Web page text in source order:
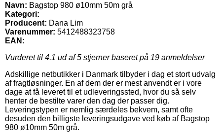
Navn: Bagstop 980 ø10mm 50m grå
Kategori:
Producent: Dana Lim
Varenummer: 5412488323758
EAN:
Vurderet til 4.1 ud af 5 stjerner baseret på 19 anmeldelser
Adskillige netbutikker i Danmark tilbyder i dag et stort udvalg
af fragtløsninger. En af dem der er mest anvendt er i vore
dage at få leveret til et udleveringssted, hvor du så selv
henter de bestilte varer den dag der passer dig.
Leveringstypen er nemlig særdeles bekvem, samt ofte
desuden den billigste leveringsudgave ved køb af Bagstop
980 ø10mm 50m grå.